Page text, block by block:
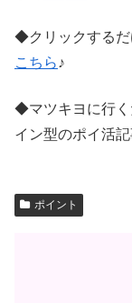
◆クリックするだ
こちら♪
◆マツキヨに行く
イン型のポイ活
ポイント